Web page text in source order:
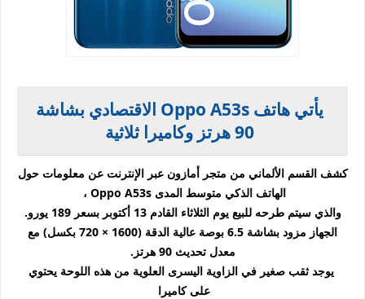
يأتي هاتف Oppo A53s الاقتصادي بشاشة
90 هرتز وكاميرا ثلاثية
كشف القسم الألماني من متجر أمازون عبر الإنترنت عن معلومات حول
الهاتف الذكي متوسط ​​المدى Oppo A53s ،
والذي سيتم طرحه للبيع يوم الثلاثاء القادم 13 أكتوبر بسعر 189 يورو.
الجهاز مزود بشاشة 6.5 بوصة عالية الدقة (1600 × 720 بكسل) مع
معدل تحديث 90 هرتز.
يوجد ثقب صغير في الزاوية اليسرى العلوية من هذه اللوحة يحتوي
على كاميرا